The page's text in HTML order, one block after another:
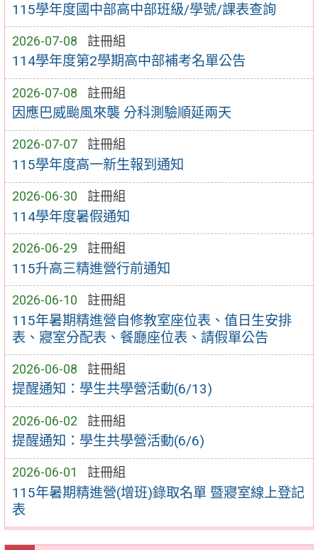
115學年度國中部高中部班級/學號/課表查詢
2026-07-08 註冊組
114學年度第2學期高中部補考名單公告
2026-07-08 註冊組
因應巴威颱風來襲 分科測驗順延兩天
2026-07-07 註冊組
115學年度高一新生報到通知
2026-06-30 註冊組
114學年度暑假通知
2026-06-29 註冊組
115升高三精進營行前通知
2026-06-10 註冊組
115年暑期精進營自修教室座位表、值日生安排
表、寢室分配表、餐廳座位表、請假單公告
2026-06-08 註冊組
提醒通知：學生共學營活動(6/13)
2026-06-02 註冊組
提醒通知：學生共學營活動(6/6)
2026-06-01 註冊組
115年暑期精進營(增班)錄取名單 暨寢室線上登記
表